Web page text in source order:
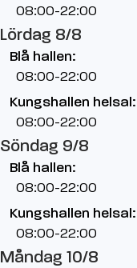
08:00-22:00
Lördag 8/8
Blå hallen:
08:00-22:00
Kungshallen helsal:
08:00-22:00
Söndag 9/8
Blå hallen:
08:00-22:00
Kungshallen helsal:
08:00-22:00
Måndag 10/8